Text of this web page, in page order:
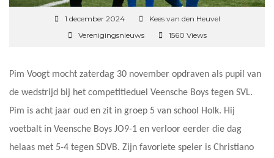
1 december 2024
Kees van den Heuvel
Verenigingsnieuws
1560 Views
Pim Voogt mocht zaterdag 30 november opdraven als pupil van
de wedstrijd bij het competitieduel Veensche Boys tegen SVL.
Pim is acht jaar oud en zit in groep 5 van school Holk. Hij
voetbalt in Veensche Boys JO9-1 en verloor eerder die dag
helaas met 5-4 tegen SDVB. Zijn favoriete speler is Christiano